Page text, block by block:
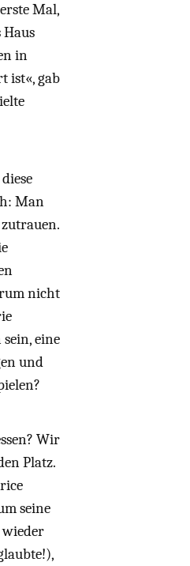
Mal,
Haus
in
ist«, gab
Man
nicht
eine
und
Wir
Platz.
seine
wieder